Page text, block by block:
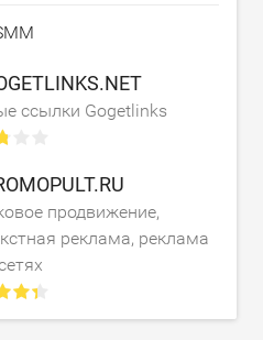
ссылки Gogetlinks
продвижение,
реклама, реклама